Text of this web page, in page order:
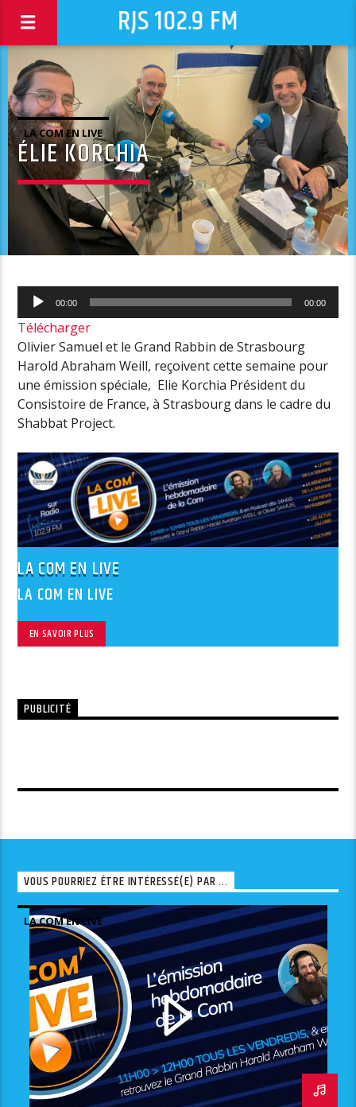
RJS 102.9 FM
LA COM EN LIVE
ÉLIE KORCHIA
Lecteur
audio
00:00 00:00
Télécharger
Olivier Samuel et le Grand Rabbin de Strasbourg
Harold Abraham Weill, reçoivent cette semaine pour
une émission spéciale, Elie Korchia Président du
Consistoire de France, à Strasbourg dans le cadre du
Shabbat Project.
LA COM EN LIVE
LA COM EN LIVE
EN SAVOIR PLUS
PUBLICITÉ
VOUS POURRIEZ ÊTRE INTÉRESSÉ(E) PAR ...
LA COM EN LIVE